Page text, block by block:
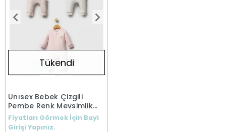
Tükendi
Unısex Bebek Çizgili
Pembe Renk Mevsimlik
Tulum (0-6 Ay)
Fiyatları Görmek İçin Bayi
Girişi Yapınız.